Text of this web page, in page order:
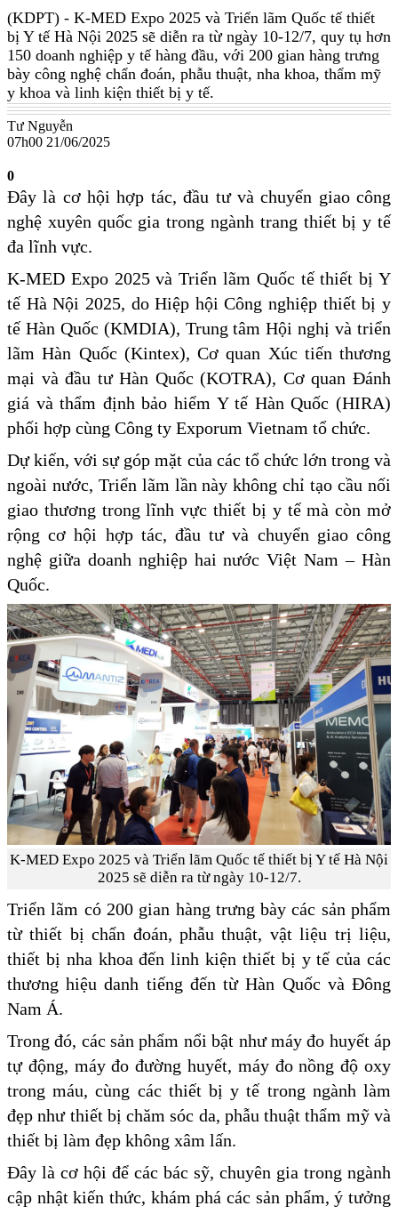
(KDPT) - K-MED Expo 2025 và Triển lãm Quốc tế thiết
bị Y tế Hà Nội 2025 sẽ diễn ra từ ngày 10-12/7, quy tụ hơn
150 doanh nghiệp y tế hàng đầu, với 200 gian hàng trưng
bày công nghệ chẩn đoán, phẫu thuật, nha khoa, thẩm mỹ
y khoa và linh kiện thiết bị y tế.
Tư Nguyễn
07h00 21/06/2025
0
Đây là cơ hội hợp tác, đầu tư và chuyển giao công
nghệ xuyên quốc gia trong ngành trang thiết bị y tế
đa lĩnh vực.
K-MED Expo 2025 và Triển lãm Quốc tế thiết bị Y
tế Hà Nội 2025, do Hiệp hội Công nghiệp thiết bị y
tế Hàn Quốc (KMDIA), Trung tâm Hội nghị và triển
lãm Hàn Quốc (Kintex), Cơ quan Xúc tiến thương
mại và đầu tư Hàn Quốc (KOTRA), Cơ quan Đánh
giá và thẩm định bảo hiểm Y tế Hàn Quốc (HIRA)
phối hợp cùng Công ty Exporum Vietnam tổ chức.
Dự kiến, với sự góp mặt của các tổ chức lớn trong và
ngoài nước, Triển lãm lần này không chỉ tạo cầu nối
giao thương trong lĩnh vực thiết bị y tế mà còn mở
rộng cơ hội hợp tác, đầu tư và chuyển giao công
nghệ giữa doanh nghiệp hai nước Việt Nam – Hàn
Quốc.
K-MED Expo 2025 và Triển lãm Quốc tế thiết bị Y tế Hà Nội
2025 sẽ diễn ra từ ngày 10-12/7.
Triển lãm có 200 gian hàng trưng bày các sản phẩm
từ thiết bị chẩn đoán, phẫu thuật, vật liệu trị liệu,
thiết bị nha khoa đến linh kiện thiết bị y tế của các
thương hiệu danh tiếng đến từ Hàn Quốc và Đông
Nam Á.
Trong đó, các sản phẩm nổi bật như máy đo huyết áp
tự động, máy đo đường huyết, máy đo nồng độ oxy
trong máu, cùng các thiết bị y tế trong ngành làm
đẹp như thiết bị chăm sóc da, phẫu thuật thẩm mỹ và
thiết bị làm đẹp không xâm lấn.
Đây là cơ hội để các bác sỹ, chuyên gia trong ngành
cập nhật kiến thức, khám phá các sản phẩm, ý tưởng